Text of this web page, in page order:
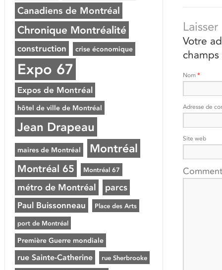
Votre
Nom *
Adresse de
Site web
Canadiens de Montréal
Chronique Montréalité
construction crise économique
Expo 67
Expos de Montréal
hôtel de ville de Montréal
Jean Drapeau
maires de Montréal Montréal
Montréal 65 Montréal 67
métro de Montréal parcs
Paul Buissonneau Place des Arts
port de Montréal
Première Guerre mondiale
rue Sainte-Catherine rue Sherbrooke